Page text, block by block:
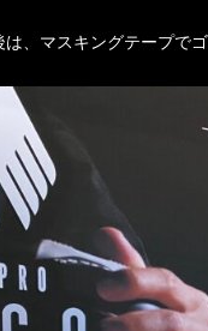
、マスキングテープで